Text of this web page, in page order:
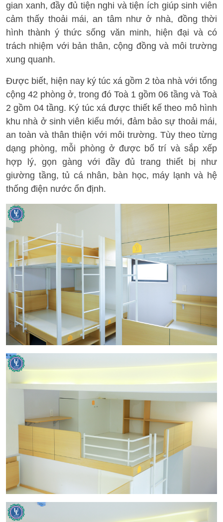
gian xanh, đầy đủ tiện nghi và tiện ích giúp sinh viên
cảm thấy thoải mái, an tâm như ở nhà, đồng thời
hình thành ý thức sống văn minh, hiện đại và có
trách nhiệm với bản thân, cộng đồng và môi trường
xung quanh.
Được biết, hiện nay ký túc xá gồm 2 tòa nhà với tổng
cộng 42 phòng ở, trong đó Toà 1 gồm 06 tầng và Toà
2 gồm 04 tầng. Ký túc xá được thiết kế theo mô hình
khu nhà ở sinh viên kiểu mới, đảm bảo sự thoải mái,
an toàn và thân thiện với môi trường. Tùy theo từng
dạng phòng, mỗi phòng ở được bố trí và sắp xếp
hợp lý, gọn gàng với đầy đủ trang thiết bị như
giường tầng, tủ cá nhân, bàn học, máy lạnh và hệ
thống điện nước ổn định.